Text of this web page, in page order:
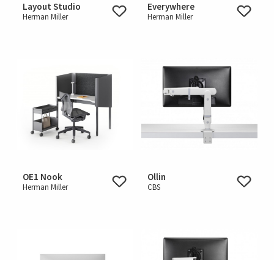
Layout Studio
Herman Miller
Everywhere
Herman Miller
OE1 Nook
Herman Miller
Ollin
CBS